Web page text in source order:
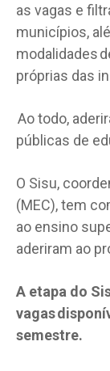
as vagas e
municípios,
modalidades
próprias das
Ao todo,
públicas de
O Sisu,
(MEC), tem
ao ensino
aderiram ao
A etapa do
vagas
semestre.